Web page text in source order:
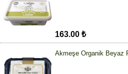
163.00 ₺
Akmeşe Organik Beyaz